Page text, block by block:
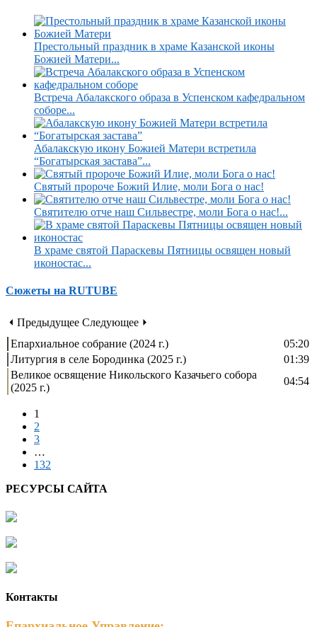
Престольный праздник в храме Казанской иконы
Божией Матери...
Встреча Абалакского образа в Успенском кафедральном
соборе...
Абалакскую икону Божией Матери встретила
“Богатырская застава”...
Святый пророче Божий Илие, моли Бога о нас!
Святителю отче наш Сильвестре, моли Бога о нас!...
В храме святой Параскевы Пятницы освящен новый
иконостас...
Сюжеты на RUTUBE
⏴ Предыдущее Следующее ⏵
Епархиальное собрание (2024 г.)
05:20
Литургия в селе Бородинка (2025 г.)
01:39
Великое освящение Никольского Казачьего собора
(2025 г.)
04:54
1
2
3
…
132
РЕСУРСЫ САЙТА
Контакты